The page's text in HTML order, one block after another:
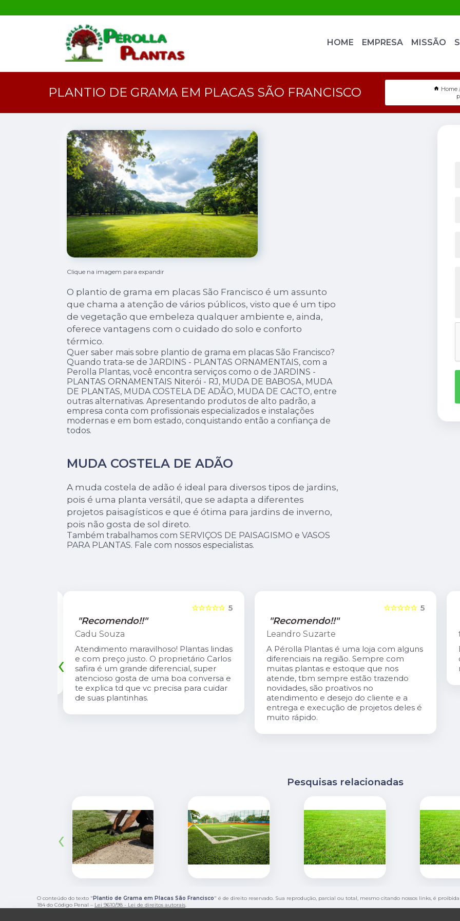
HOME EMPRESA MISSÃO
PLANTIO DE GRAMA EM PLACAS SÃO FRANCISCO Home
Clique na imagem para expandir
O plantio de grama em placas São Francisco é um assunto
que chama a atenção de vários públicos, visto que é um tipo
de vegetação que embeleza qualquer ambiente e, ainda,
oferece vantagens com o cuidado do solo e conforto
térmico.
Quer saber mais sobre plantio de grama em placas São Francisco?
Quando trata-se de JARDINS - PLANTAS ORNAMENTAIS, com a
Perolla Plantas, você encontra serviços como o de JARDINS -
PLANTAS ORNAMENTAIS Niterói - RJ, MUDA DE BABOSA, MUDA
DE PLANTAS, MUDA COSTELA DE ADÃO, MUDA DE CACTO, entre
outras alternativas. Apresentando produtos de alto padrão, a
empresa conta com profissionais especializados e instalações
modernas e em bom estado, conquistando então a confiança de
todos.
MUDA COSTELA DE ADÃO
A muda costela de adão é ideal para diversos tipos de jardins,
pois é uma planta versátil, que se adapta a diferentes
projetos paisagísticos e que é ótima para jardins de inverno,
pois não gosta de sol direto.
Também trabalhamos com SERVIÇOS DE PAISAGISMO e VASOS
PARA PLANTAS. Fale com nossos especialistas.
5
☆☆☆☆☆
"Recomendo!!"
Leandro Suzarte
A Pérolla Plantas é uma loja com alguns
diferenciais na região. Sempre com
muitas plantas e estoque que nos
atende, tbm sempre estão trazendo
novidades, são proativos no
atendimento e desejo do cliente e a
muito rápido.
5
☆☆☆☆☆
"Recomendo!!"
tereza coutinho
Excelente atendimento. O Carlis,dono
da loja é especialmente gentil. A loja é
maravilhosa!
‹
Pesquisas relacionadas
‹
O conteúdo do texto "Plantio de Grama em Placas São Francisco" é de direito reservado. Sua reprodução, parcial ou total, mesmo citando nossos links, é
184 do Código Penal – Lei 9610/98 - Lei de direitos autorais